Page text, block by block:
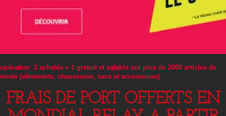
opération 2 achetés = 1 gratuit et valable sur plus de 2000 articles de
mode (vêtements, chaussures, sacs et accessoires)
FRAIS DE PORT OFFERTS EN